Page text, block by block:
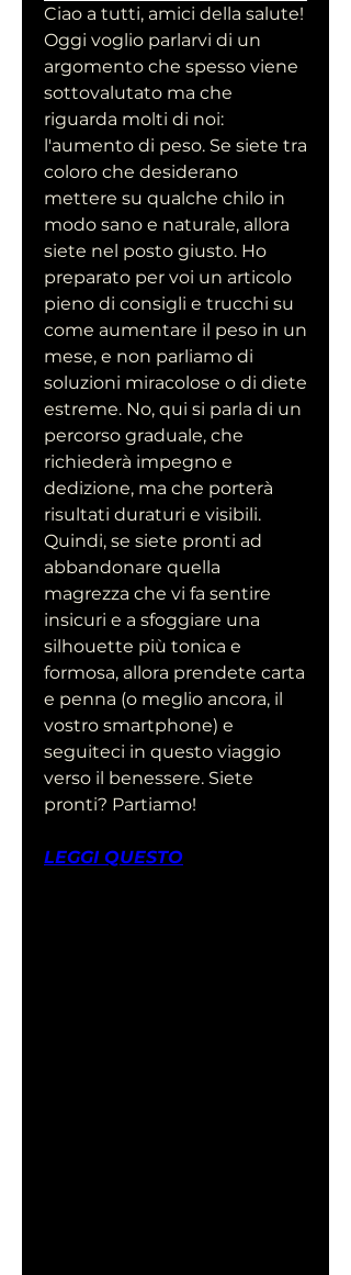
Ciao a tutti, amici della salute!
Oggi voglio parlarvi di un
argomento che spesso viene
sottovalutato ma che
riguarda molti di noi:
l'aumento di peso. Se siete tra
coloro che desiderano
mettere su qualche chilo in
modo sano e naturale, allora
siete nel posto giusto. Ho
preparato per voi un articolo
pieno di consigli e trucchi su
come aumentare il peso in un
mese, e non parliamo di
soluzioni miracolose o di diete
estreme. No, qui si parla di un
percorso graduale, che
richiederà impegno e
dedizione, ma che porterà
risultati duraturi e visibili.
Quindi, se siete pronti ad
abbandonare quella
magrezza che vi fa sentire
insicuri e a sfoggiare una
silhouette più tonica e
formosa, allora prendete carta
e penna (o meglio ancora, il
vostro smartphone) e
seguiteci in questo viaggio
verso il benessere. Siete
pronti? Partiamo!
LEGGI QUESTO